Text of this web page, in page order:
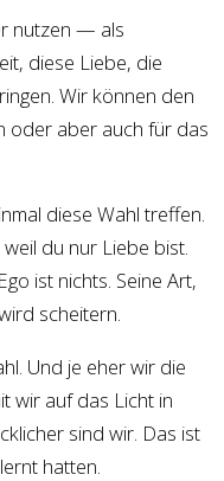
nutzen — als
diese Liebe, die
Wir können den
oder aber auch für das
diese Wahl treffen.
du nur Liebe bist.
ist nichts. Seine Art,
scheitern.
Und je eher wir die
wir auf das Licht in
sind wir. Das ist
hatten.